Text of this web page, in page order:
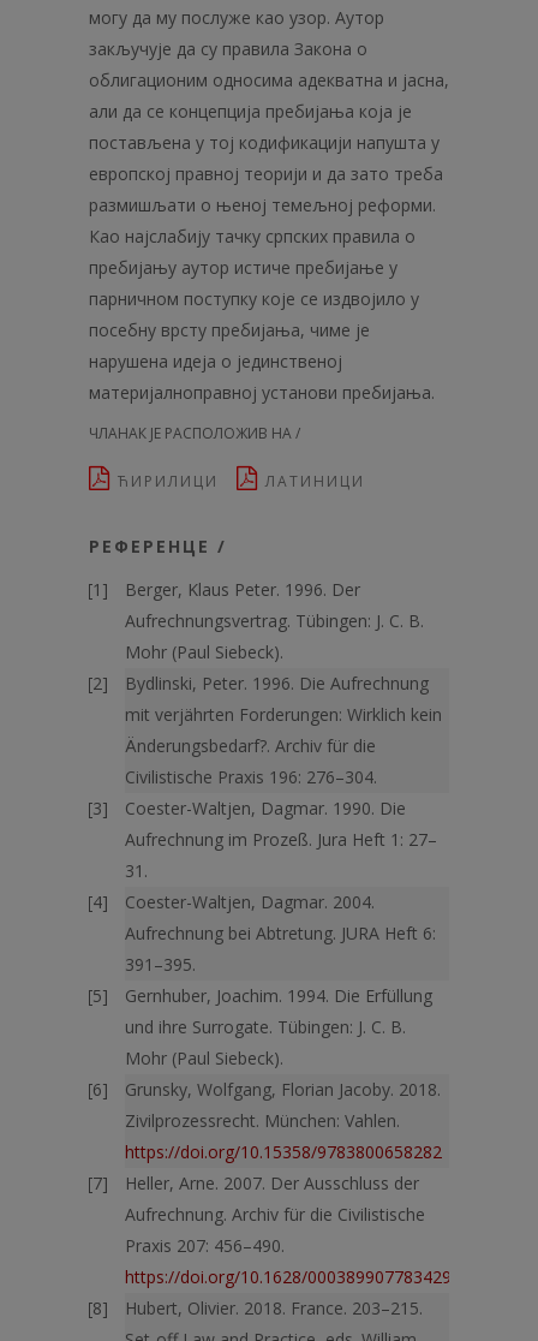
могу да му послуже као узор. Аутор
закључује да су правила Закона о
облигационим односима адекватна и јасна,
али да се концепција пребијања која је
постављена у тој кодификацији напушта у
европској правној теорији и да зато треба
размишљати о њеној темељној реформи.
Као најслабију тачку српских правила о
пребијању аутор истиче пребијање у
парничном поступку које се издвојило у
посебну врсту пребијања, чиме је
нарушена идеја о јединственој
материјалноправној установи пребијања.
ЧЛАНАК ЈЕ РАСПОЛОЖИВ НА /
ЋИРИЛИЦИ ЛАТИНИЦИ
РЕФЕРЕНЦЕ /
Berger, Klaus Peter. 1996. Der
Aufrechnungsvertrag. Tübingen: J. C. B.
Mohr (Paul Siebeck).
Bydlinski, Peter. 1996. Die Aufrechnung
mit verjährten Forderungen: Wirklich kein
Änderungsbedarf?. Archiv für die
Civilistische Praxis 196: 276–304.
Coester-Waltjen, Dagmar. 1990. Die
Aufrechnung im Prozeß. Jura Heft 1: 27–
31.
Coester-Waltjen, Dagmar. 2004.
Aufrechnung bei Abtretung. JURA Heft 6:
391–395.
Gernhuber, Joachim. 1994. Die Erfüllung
und ihre Surrogate. Tübingen: J. C. B.
Mohr (Paul Siebeck).
Grunsky, Wolfgang, Florian Jacoby. 2018.
Zivilprozessrecht. München: Vahlen.
https://doi.org/10.15358/9783800658282
Heller, Arne. 2007. Der Ausschluss der
Aufrechnung. Archiv für die Civilistische
Praxis 207: 456–490.
https://doi.org/10.1628/000389907783429209
Hubert, Olivier. 2018. France. 203–215.